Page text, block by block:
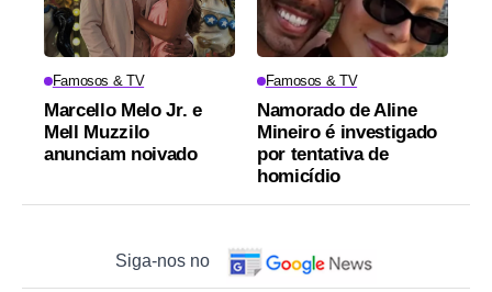
Famosos & TV
Marcello Melo Jr. e
Mell Muzzilo
anunciam noivado
Famosos & TV
Namorado de Aline
Mineiro é investigado
por tentativa de
homicídio
Siga-nos no